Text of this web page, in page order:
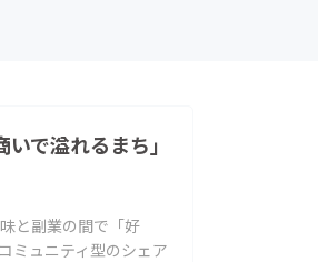
で溢れるまち」
と副業の間で「好
ミュニティ型のシェア